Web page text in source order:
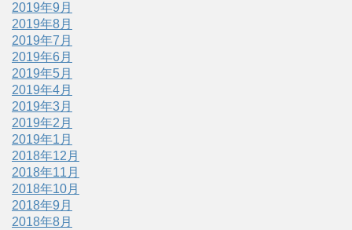
2019年9月
2019年8月
2019年7月
2019年6月
2019年5月
2019年4月
2019年3月
2019年2月
2019年1月
2018年12月
2018年11月
2018年10月
2018年9月
2018年8月